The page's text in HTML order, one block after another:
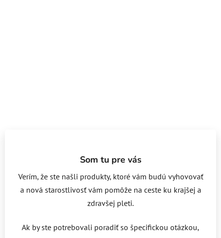
Som tu pre vás
Verím, že ste našli produkty, ktoré vám budú vyhovovať
a nová starostlivosť vám pomôže na ceste ku krajšej a
zdravšej pleti.
Ak by ste potrebovali poradiť so špecifickou otázkou,